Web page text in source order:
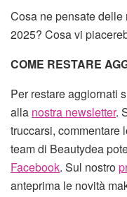
Cosa ne pensate
2025? Cosa vi
COME RESTARE
Per restare aggiornati
alla nostra newsletter.
truccarsi, commentare
team di Beautydea
Facebook. Sul nostro
anteprima le novità